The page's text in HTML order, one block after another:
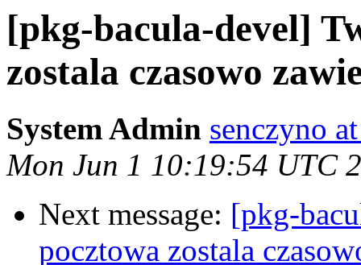
[pkg-bacula-devel]
zostala czasowo
System Admin senczyno
Mon Jun 1 10:19:54 UTC
Next message: [pkg-
pocztowa zostala